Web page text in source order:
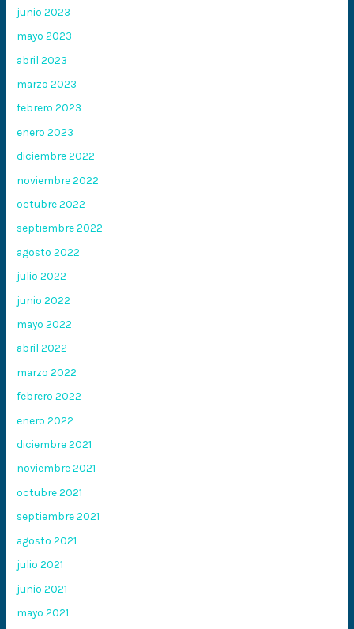
junio 2023
mayo 2023
abril 2023
marzo 2023
febrero 2023
enero 2023
diciembre 2022
noviembre 2022
octubre 2022
septiembre 2022
agosto 2022
julio 2022
junio 2022
mayo 2022
abril 2022
marzo 2022
febrero 2022
enero 2022
diciembre 2021
noviembre 2021
octubre 2021
septiembre 2021
agosto 2021
julio 2021
junio 2021
mayo 2021